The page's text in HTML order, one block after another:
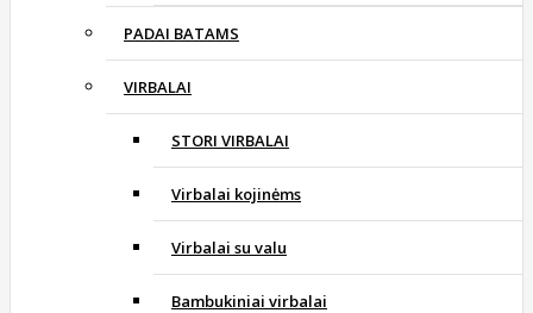
PADAI BATAMS
VIRBALAI
STORI VIRBALAI
Virbalai kojinėms
Virbalai su valu
Bambukiniai virbalai